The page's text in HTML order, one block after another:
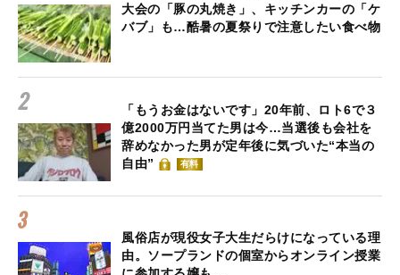
大会の「豚の丸焼き」、キッチンカーの「ケ
バブ」も…酷暑の夏祭りで注意したい食べ物
「もうお金はないです」20年前、ロト6で３
億2000万円当てた男は今…当選後も会社を
辞めなかった男が定年後に気づいた“本当の
自由”
有料
風俗店が現役女子大生だらけになっている理
由。ソープランドの個室からオンライン授業